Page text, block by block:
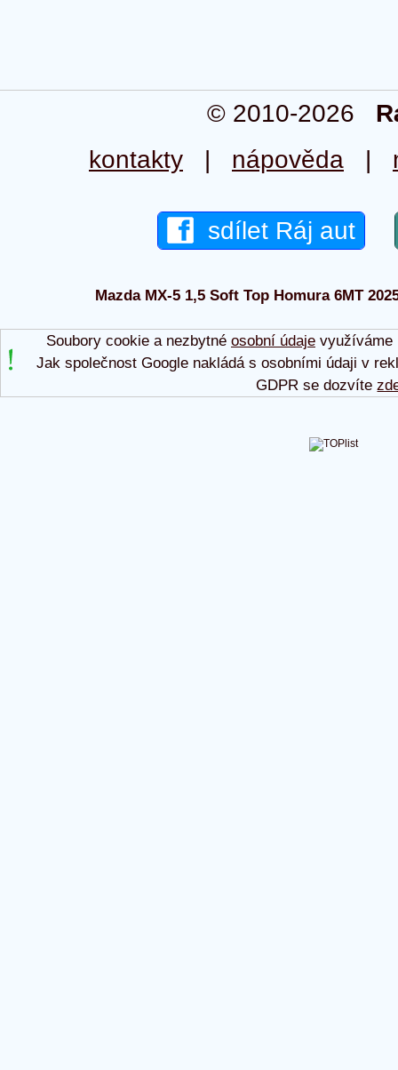
© 2010-2026
kontakty | nápověda |
sdílet Ráj aut
Mazda MX-5 1,5 Soft Top Homura 6MT
Soubory cookie a nezbytné osobní údajevyužíváme
Jak společnost Google nakládá s osobními údaji v
GDPR se dozvíte